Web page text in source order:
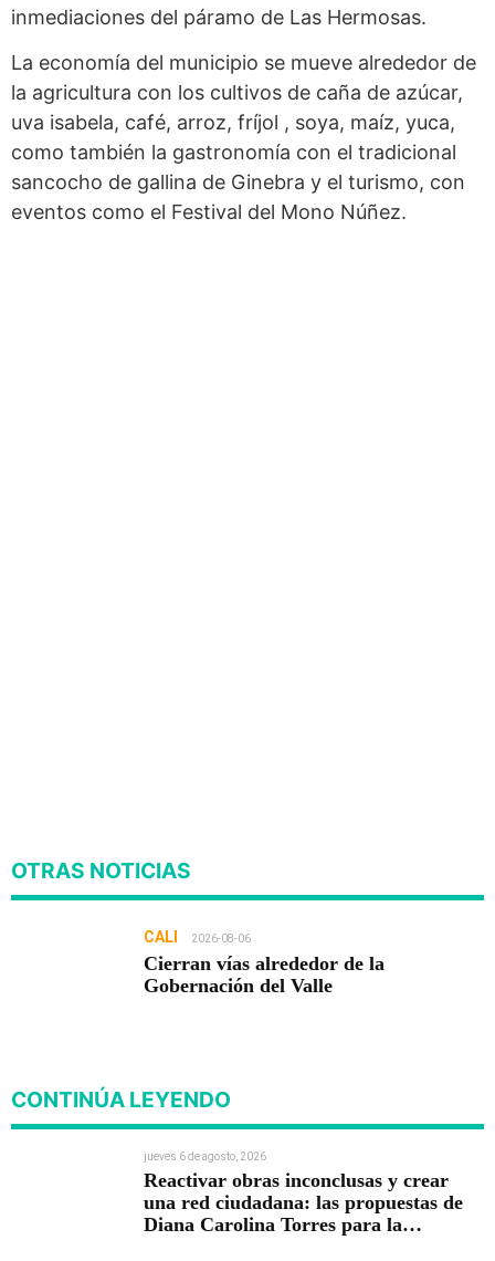
inmediaciones del páramo de Las Hermosas.
La economía del municipio se mueve alrededor de
la agricultura con los cultivos de caña de azúcar,
uva isabela, café, arroz, fríjol , soya, maíz, yuca,
como también la gastronomía con el tradicional
sancocho de gallina de Ginebra y el turismo, con
eventos como el Festival del Mono Núñez.
OTRAS NOTICIAS
CALI 2026-08-06
Cierran vías alrededor de la
Gobernación del Valle
CONTINÚA LEYENDO
jueves 6 de agosto, 2026
Reactivar obras inconclusas y crear
una red ciudadana: las propuestas de
Diana Carolina Torres para la